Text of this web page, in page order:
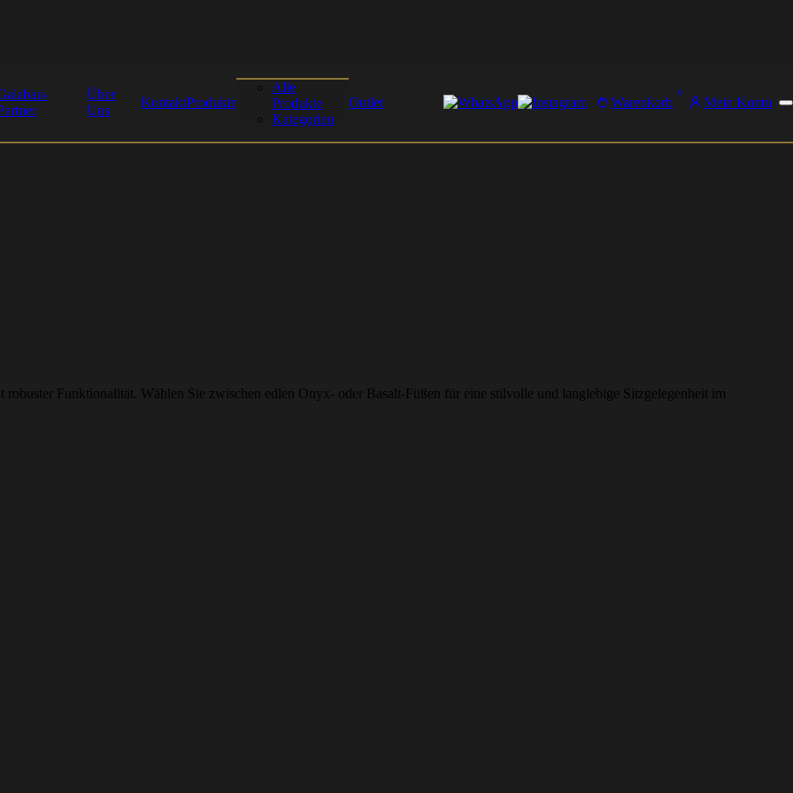
Über
Uns
KontaktProdukte
Alle
Produkte
Kategorien
Outlet Warenkorb
0
Mein Konto
Funktionalität. Wählen Sie zwischen edlen Onyx- oder Basalt-Füßen für eine stilvolle und langlebige Sitzgelegenheit im